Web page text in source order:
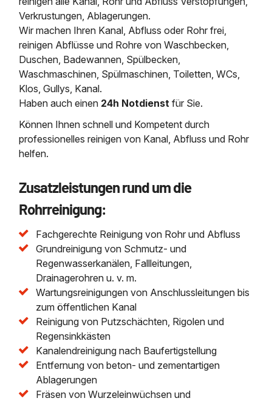
Verkrustungen, Ablagerungen.
Wir machen Ihren Kanal, Abfluss oder Rohr frei,
reinigen Abflüsse und Rohre von Waschbecken,
Duschen, Badewannen, Spülbecken,
Waschmaschinen, Spülmaschinen, Toiletten, WCs,
Klos, Gullys, Kanal.
Haben auch einen 24h Notdienst für Sie.
Können Ihnen schnell und Kompetent durch
professionelles reinigen von Kanal, Abfluss und Rohr
helfen.
Zusatzleistungen rund um die
Rohrreinigung:
Fachgerechte Reinigung von Rohr und Abfluss
Grundreinigung von Schmutz- und
Regenwasserkanälen, Fallleitungen,
Drainagerohren u. v. m.
Wartungsreinigungen von Anschlussleitungen bis
zum öffentlichen Kanal
Reinigung von Putzschächten, Rigolen und
Regensinkkästen
Kanalendreinigung nach Baufertigstellung
Entfernung von beton- und zementartigen
Ablagerungen
Fräsen von Wurzeleinwüchsen und